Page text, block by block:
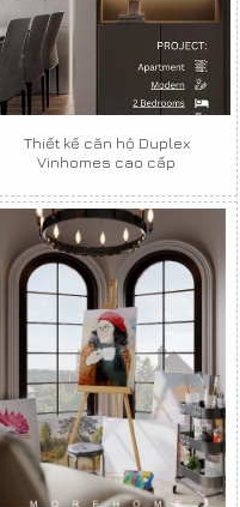
Thiết kế căn hộ Duplex
Vinhomes cao cấp